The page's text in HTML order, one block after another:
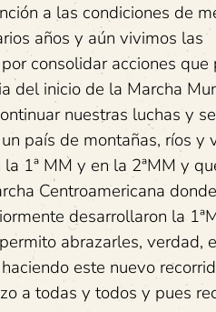
a las condiciones de
años y aún vivimos las
consolidar acciones que
del inicio de la Marcha
nuestras luchas y
país de montañas, ríos y
1ª MM y en la 2ªMM y
Centroamericana
desarrollaron la
abrazarles, verdad,
este nuevo
a todas y todos y pues